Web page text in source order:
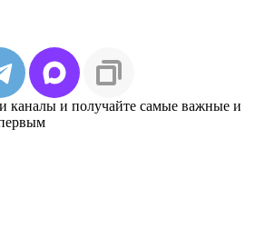
каналы и получайте самые важные и